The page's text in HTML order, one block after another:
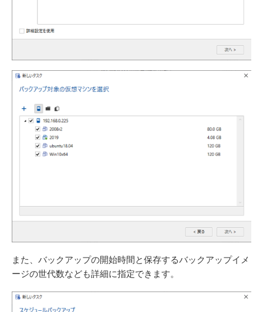
また、バックアップの開始時間と保存するバックアップイメ
ージの世代数なども詳細に指定できます。